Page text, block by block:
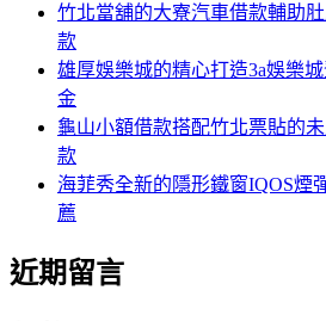
竹北當舖的大寮汽車借款輔助
款
雄厚娛樂城的精心打造3a娛樂
金
龜山小額借款搭配竹北票貼的
款
海菲秀全新的隱形鐵窗IQOS煙
薦
近期留言